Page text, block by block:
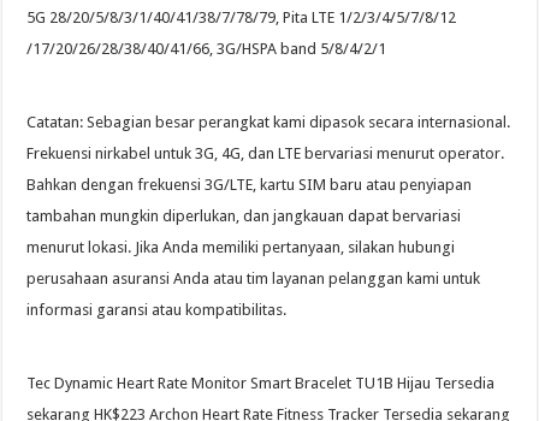
5G 28/20/5/8/3/1/40/41/38/7/78/79, Pita LTE 1/2/3/4/5/7/8/12
/17/20/26/28/38/40/41/66, 3G/HSPA band 5/8/4/2/1
Catatan: Sebagian besar perangkat kami dipasok secara internasional.
Frekuensi nirkabel untuk 3G, 4G, dan LTE bervariasi menurut operator.
Bahkan dengan frekuensi 3G/LTE, kartu SIM baru atau penyiapan
tambahan mungkin diperlukan, dan jangkauan dapat bervariasi
menurut lokasi. Jika Anda memiliki pertanyaan, silakan hubungi
perusahaan asuransi Anda atau tim layanan pelanggan kami untuk
informasi garansi atau kompatibilitas.
Tec Dynamic Heart Rate Monitor Smart Bracelet TU1B Hijau Tersedia
sekarang HK$223 Archon Heart Rate Fitness Tracker Tersedia sekarang